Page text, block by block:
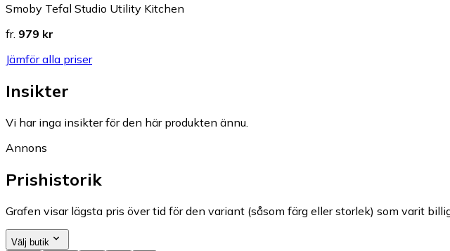
Smoby Tefal Studio Utility Kitchen
fr. 979 kr
Jämför alla priser
Insikter
Vi har inga insikter för den här produkten ännu.
Annons
Prishistorik
Grafen visar lägsta pris över tid för den variant (såsom färg eller storlek) som varit
Välj butik